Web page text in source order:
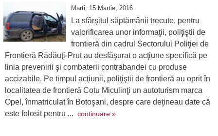
Marti, 15 Martie, 2016
La sfârşitul săptămânii trecute, pentru
valorificarea unor informaţii, poliţiştii de
frontieră din cadrul Sectorului Poliţiei de
Frontieră Rădăuţi-Prut au desfăşurat o acţiune specifică pe
linia prevenirii şi combaterii contrabandei cu produse
accizabile. Pe timpul acţiunii, poliţiştii de frontieră au oprit în
localitatea de frontieră Cotu Miculinţi un autoturism marca
Opel, înmatriculat în Botoşani, despre care deţineau date că
este folosit pentru ... continuare »